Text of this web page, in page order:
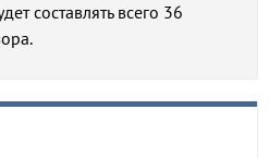
составлять всего 36